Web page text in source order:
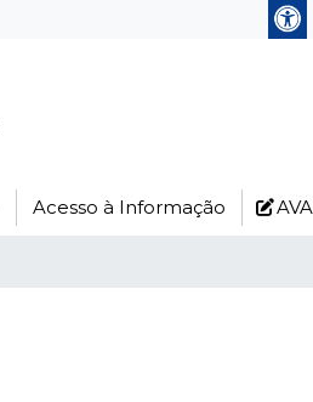
Acesso à Informação